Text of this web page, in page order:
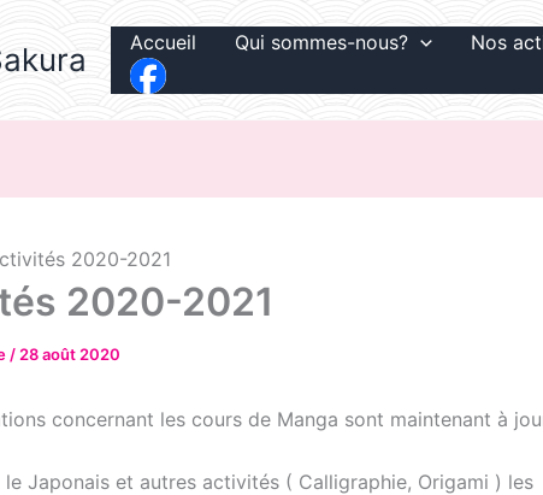
Accueil Qui sommes-nous? Nos
2020-2021
2020-2021
/ 28 août 2020
concernant les cours de Manga sont maintenant à
le Japonais et autres activités ( Calligraphie, Origami ) les